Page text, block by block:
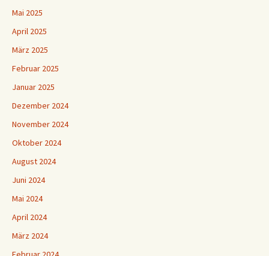
Mai 2025
April 2025
März 2025
Februar 2025
Januar 2025
Dezember 2024
November 2024
Oktober 2024
August 2024
Juni 2024
Mai 2024
April 2024
März 2024